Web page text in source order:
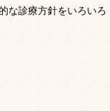
な診療方針をいろいろ